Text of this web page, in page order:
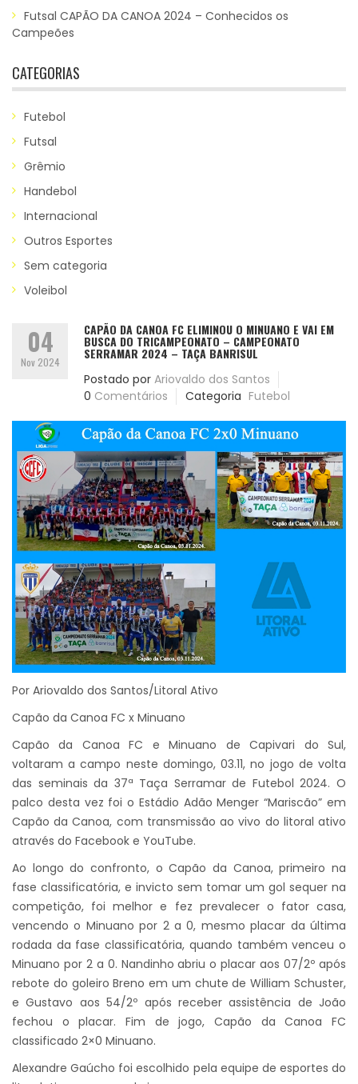
Futsal CAPÃO DA CANOA 2024 – Conhecidos os
Campeões
CATEGORIAS
Futebol
Futsal
Grêmio
Handebol
Internacional
Outros Esportes
Sem categoria
Voleibol
04
Nov 2024
CAPÃO DA CANOA FC ELIMINOU O MINUANO E VAI EM
BUSCA DO TRICAMPEONATO – CAMPEONATO
SERRAMAR 2024 – TAÇA BANRISUL
Postado por Ariovaldo dos Santos
0 Comentários Categoria Futebol
Por Ariovaldo dos Santos/Litoral Ativo
Capão da Canoa FC x Minuano
Capão da Canoa FC e Minuano de Capivari do Sul,
voltaram a campo neste domingo, 03.11, no jogo de volta
das seminais da 37ª Taça Serramar de Futebol 2024. O
palco desta vez foi o Estádio Adão Menger “Mariscão” em
Capão da Canoa, com transmissão ao vivo do litoral ativo
através do Facebook e YouTube.
Ao longo do confronto, o Capão da Canoa, primeiro na
fase classificatória, e invicto sem tomar um gol sequer na
competição, foi melhor e fez prevalecer o fator casa,
vencendo o Minuano por 2 a 0, mesmo placar da última
rodada da fase classificatória, quando também venceu o
Minuano por 2 a 0. Nandinho abriu o placar aos 07/2º após
rebote do goleiro Breno em um chute de William Schuster,
e Gustavo aos 54/2º após receber assistência de João
fechou o placar. Fim de jogo, Capão da Canoa FC
classificado 2×0 Minuano.
Alexandre Gaúcho foi escolhido pela equipe de esportes do